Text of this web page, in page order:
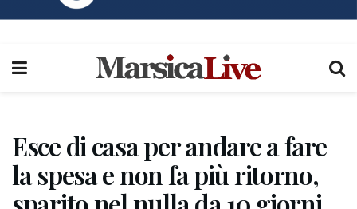
Esce di casa per andare a fare
la spesa e non fa più ritorno,